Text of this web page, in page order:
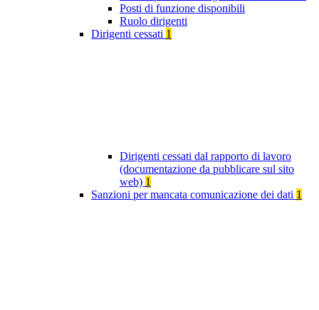
Posti di funzione disponibili
Ruolo dirigenti
Dirigenti cessati 1
Dirigenti cessati dal rapporto di lavoro
(documentazione da pubblicare sul sito
web) 1
Sanzioni per mancata comunicazione dei dati 1